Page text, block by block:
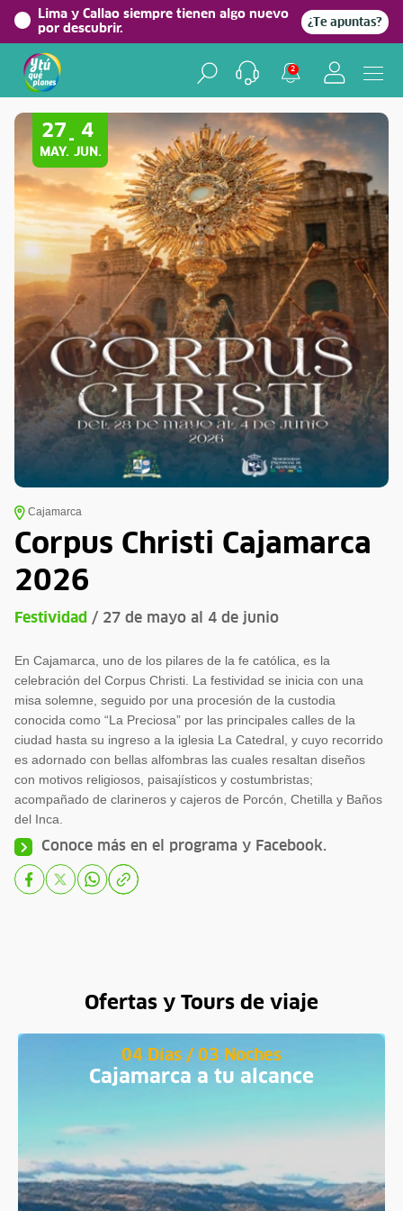
Lima y Callao siempre tienen algo nuevo
por descubrir.
¿Te apuntas?
2
Volver a Festividades
27
MAY.
- 4
JUN.
Cajamarca
Corpus Christi Cajamarca
2026
Festividad / 27 de mayo al 4 de junio
En Cajamarca, uno de los pilares de la fe católica, es la
celebración del Corpus Christi. La festividad se inicia con una
misa solemne, seguido por una procesión de la custodia
conocida como “La Preciosa” por las principales calles de la
ciudad hasta su ingreso a la iglesia La Catedral, y cuyo recorrido
es adornado con bellas alfombras las cuales resaltan diseños
con motivos religiosos, paisajísticos y costumbristas;
acompañado de clarineros y cajeros de Porcón, Chetilla y Baños
del Inca.
Conoce más en el programa y Facebook.
Ofertas y Tours de viaje
04 Días / 03 Noches
Cajamarca a tu alcance